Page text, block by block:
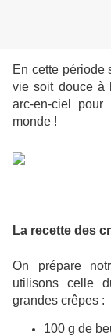
En cette période
vie soit douce à
arc-en-ciel
monde !
La recette des
On prépare
utilisons celle
grandes crêpes :
100 g de